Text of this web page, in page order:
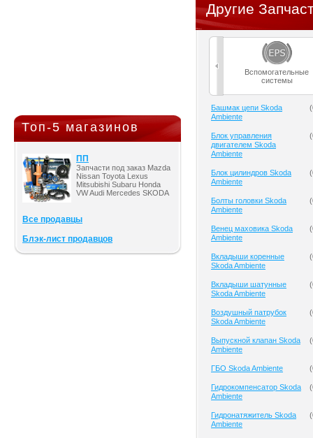
Топ-5 магазинов
ПП
Запчасти под заказ Mazda
Nissan Toyota Lexus
Mitsubishi Subaru Honda
VW Audi Mercedes SKODA
Все продавцы
Блэк-лист продавцов
Другие
Вспомогательные
системы
Башмак цепи Skoda
Ambiente
(
Блок управления
двигателем Skoda
Ambiente
(
Блок цилиндров Skoda
Ambiente
(
Болты головки Skoda
Ambiente
(
Венец маховика Skoda
Ambiente
(
Вкладыши коренные
Skoda Ambiente
(
Вкладыши шатунные
Skoda Ambiente
(
Воздушный патрубок
Skoda Ambiente
(
Выпускной клапан Skoda
Ambiente
(
ГБО Skoda Ambiente (
Гидрокомпенсатор Skoda
Ambiente
(
Гидронатяжитель Skoda
Ambiente
(